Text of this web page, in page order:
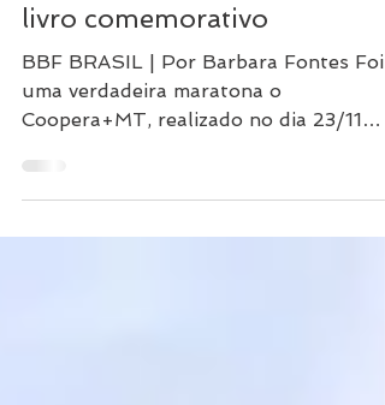
Coopera+MT: Evento reuniu
cooperativas e lançamento de
livro comemorativo
uma verdadeira maratona o
Coopera+MT, realizado no dia 23/11
(quinta-feira), no Cenarium Rural, em...